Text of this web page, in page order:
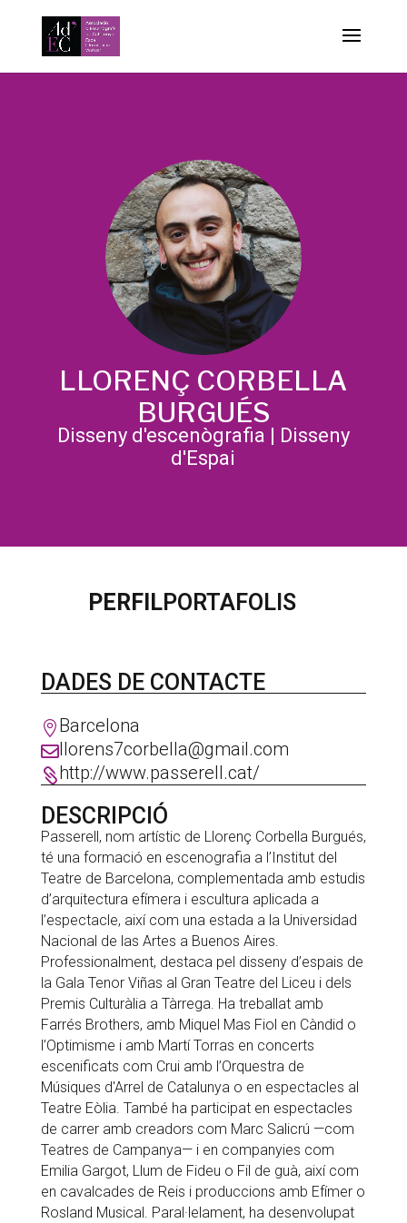
LLORENÇ CORBELLA
BURGUÉS
Disseny d'escenògrafia | Disseny
d'Espai
PERFILPORTAFOLIS
DADES DE CONTACTE
 Barcelona
llorens7corbella@gmail.com
http://www.passerell.cat/
DESCRIPCIÓ
Passerell, nom artístic de Llorenç Corbella Burgués,
té una formació en escenografia a l’Institut del
Teatre de Barcelona, complementada amb estudis
d’arquitectura efímera i escultura aplicada a
l’espectacle, així com una estada a la Universidad
Nacional de las Artes a Buenos Aires.
Professionalment, destaca pel disseny d’espais de
la Gala Tenor Viñas al Gran Teatre del Liceu i dels
Premis Culturàlia a Tàrrega. Ha treballat amb
Farrés Brothers, amb Miquel Mas Fiol en Càndid o
l’Optimisme i amb Martí Torras en concerts
escenificats com Crui amb l’Orquestra de
Músiques d'Arrel de Catalunya o en espectacles al
Teatre Eòlia. També ha participat en espectacles
de carrer amb creadors com Marc Salicrú —com
Teatres de Campanya— i en companyies com
Emilia Gargot, Llum de Fideu o Fil de guà, així com
en cavalcades de Reis i produccions amb Efímer o
Rosland Musical. Paral·lelament, ha desenvolupat